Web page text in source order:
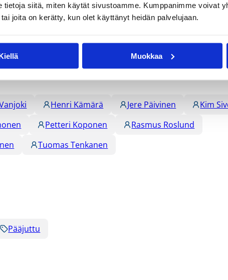
tietoja siitä, miten käytät sivustoamme. Kumppanimme voivat
joita on kerätty, kun olet käyttänyt heidän palvelujaan.
Muokkaa
Henri Kämärä Jere Päivinen
Kim
Petteri Koponen
Rasmus Roslund
Tuomas Tenkanen
Pääjuttu